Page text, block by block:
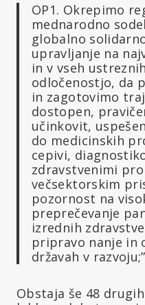
OP1. Okrepimo
mednarodno
globalno
upravljanje na
in v vseh
odločenostjo, da
in zagotovimo
dostopen,
učinkovit,
do medicinskih
cepivi,
zdravstvenimi
večsektorskim
pozornost na
preprečevanje
izrednih
pripravo nanje in
državah v razvoju;”
Obstaja še 48